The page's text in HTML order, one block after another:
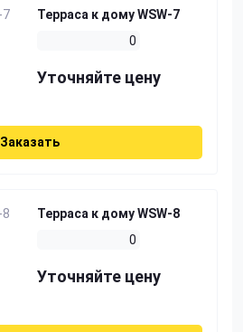
Терраса к дому WSW-7
0
Уточняйте цену
Заказать
Терраса к дому WSW-8
0
Уточняйте цену